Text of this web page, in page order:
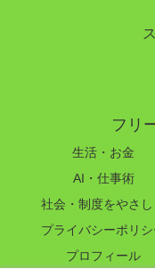
フリ
生活・お金
AI・仕事術
社会・制度をやさし
プライバシーポリシ
プロフィール